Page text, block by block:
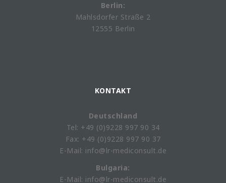
Berlin:
Mahlsdorfer Straße 2
12555 Berlin
KONTAKT
Deutschland
Tel: +49 (0)9228 997 90 34
Fax: +49 (0)9228 997 90 37
E-Mail: info@lr-mediconsult.de
Bulgaria:
E-Mail: info@lr-mediconsult.de